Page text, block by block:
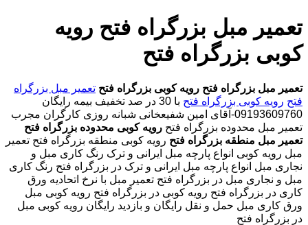
تعمیر مبل بزرگراه فتح رویه
کوبی بزرگراه فتح
تعمیر مبل بزرگراه فتح رویه کوبی بزرگراه فتح تعمیر مبل بزرگراه
فتح رویه کوبی بزرگراه فتح با
30 در صد تخفیف بیمه رایگان
09193609760-آقای امین شفیعخانی شبانه روزی کارگران مجرب
تعمیر مبل محدوده بزرگراه فتح رویه کوبی محدوده بزرگراه فتح
تعمیر مبل منطقه بزرگراه فتح رویه کوبی منطقه بزرگراه فتح تعمیر
مبل رویه کوبی انواع پارچه مبل ایرانی و ترک رنگ کاری مبل و
نجاری مبل انواع پارچه مبل ایرانی و ترک در بزرگراه فتح رنگ کاری
مبل و نجاری مبل در بزرگراه فتح تعمیر مبل با نرخ اتحادیه ورق
کاری در بزرگراه فتح رویه کوبی در بزرگراه فتح رویه کوبی مبل
ورق کاری مبل حمل و نقل رایگان و بازدید رایگان رویه کوبی مبل
در بزرگراه فتح